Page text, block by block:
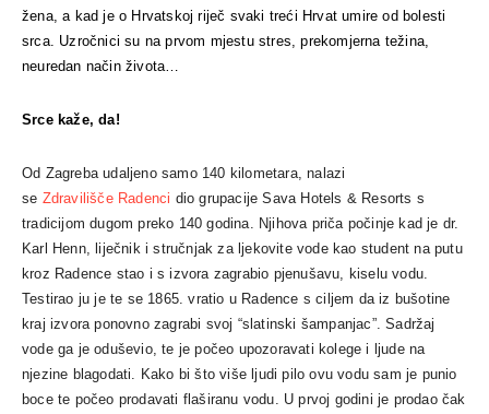
žena, a kad je o Hrvatskoj riječ svaki treći Hrvat umire od bolesti
srca. Uzročnici su na prvom mjestu stres, prekomjerna težina,
neuredan način života…
Srce kaže, da!
Od Zagreba udaljeno samo 140 kilometara, nalazi
se Zdravilišče Radenci dio grupacije Sava Hotels & Resorts s
tradicijom dugom preko 140 godina. Njihova priča počinje kad je dr.
Karl Henn, liječnik i stručnjak za ljekovite vode kao student na putu
kroz Radence stao i s izvora zagrabio pjenušavu, kiselu vodu.
Testirao ju je te se 1865. vratio u Radence s ciljem da iz bušotine
kraj izvora ponovno zagrabi svoj “slatinski šampanjac”. Sadržaj
vode ga je oduševio, te je počeo upozoravati kolege i ljude na
njezine blagodati. Kako bi što više ljudi pilo ovu vodu sam je punio
boce te počeo prodavati flaširanu vodu. U prvoj godini je prodao čak